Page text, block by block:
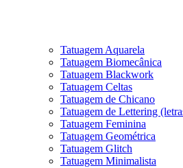
Tatuagem Aquarela
Tatuagem Biomecânica
Tatuagem Blackwork
Tatuagem Celtas
Tatuagem de Chicano
Tatuagem de Lettering
Tatuagem Feminina
Tatuagem Geométrica
Tatuagem Glitch
Tatuagem Minimalista